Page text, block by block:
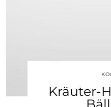
Kräuter-